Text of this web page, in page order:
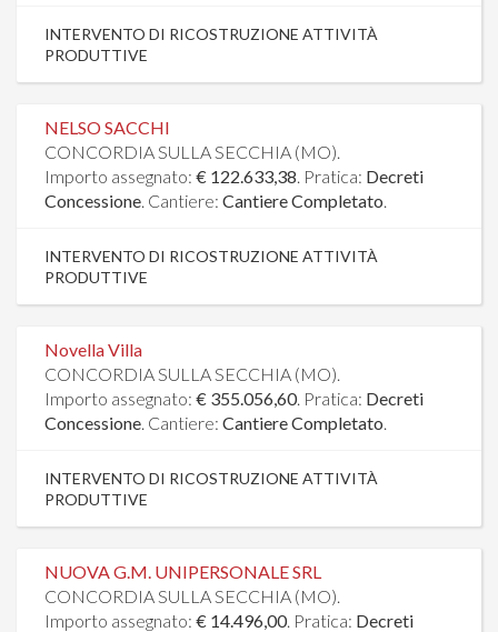
INTERVENTO DI RICOSTRUZIONE ATTIVITÀ
PRODUTTIVE
NELSO SACCHI
CONCORDIA SULLA SECCHIA (MO).
Importo assegnato: € 122.633,38. Pratica: Decreti
Concessione. Cantiere: Cantiere Completato.
INTERVENTO DI RICOSTRUZIONE ATTIVITÀ
PRODUTTIVE
Novella Villa
CONCORDIA SULLA SECCHIA (MO).
Importo assegnato: € 355.056,60. Pratica: Decreti
Concessione. Cantiere: Cantiere Completato.
INTERVENTO DI RICOSTRUZIONE ATTIVITÀ
PRODUTTIVE
NUOVA G.M. UNIPERSONALE SRL
CONCORDIA SULLA SECCHIA (MO).
Importo assegnato: € 14.496,00. Pratica: Decreti